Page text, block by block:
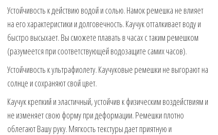
Устойчивость к действию водой и солью. Намок ремешка не влияет
на его характеристики и долговечность. Каучук отталкивает воду и
быстро высыхает. Вы сможете плавать в часах с таким ремешком
(разумеется при соответствующей водозащите самих часов).
Устойчивость к ультрафиолету. Каучуковые ремешки не выгорают на
солнце и сохраняют свой цвет.
Каучук крепкий и эластичный, устойчив к физическим воздействиям и
не изменяет свою форму при деформации. Ремешки плотно
облегают Вашу руку. Мягкость текстуры дает приятную и